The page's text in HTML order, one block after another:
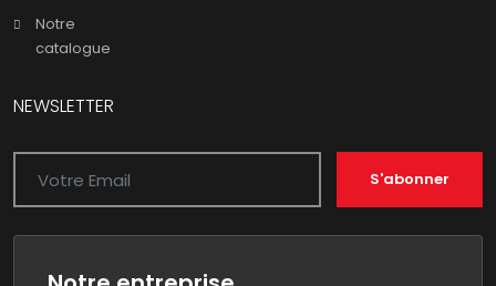
Notre
catalogue
NEWSLETTER
S'abonner